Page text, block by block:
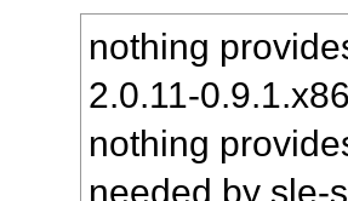
nothing
2.0.11-
nothing
needed by sle-